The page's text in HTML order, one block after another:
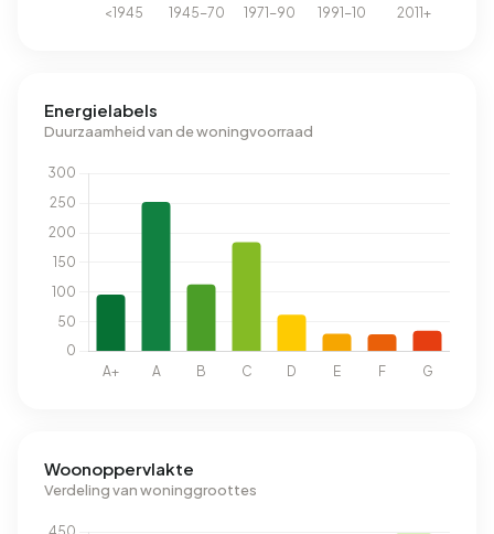
Energielabels
Duurzaamheid van de woningvoorraad
Woonoppervlakte
Verdeling van woninggroottes